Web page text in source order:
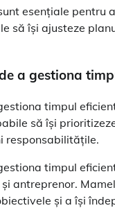
esențiale pentru
să își ajusteze
a gestiona
timpul
să își
responsabilitățile.
timpul
antreprenor.
și a își